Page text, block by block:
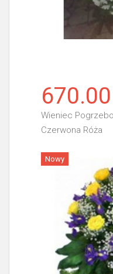
670.00
Wieniec
Czerwona Róża
Nowy